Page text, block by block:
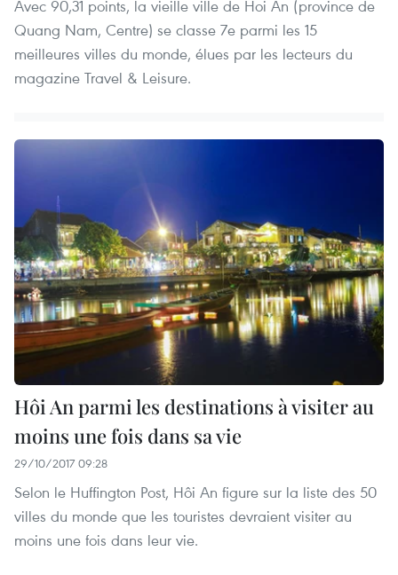
Avec 90,31 points, la vieille ville de Hoi An (province de
Quang Nam, Centre) se classe 7e parmi les 15
meilleures villes du monde, élues par les lecteurs du
magazine Travel & Leisure.
Hôi An parmi les destinations à visiter au
moins une fois dans sa vie
29/10/2017 09:28
Selon le Huffington Post, Hôi An figure sur la liste des 50
villes du monde que les touristes devraient visiter au
moins une fois dans leur vie.